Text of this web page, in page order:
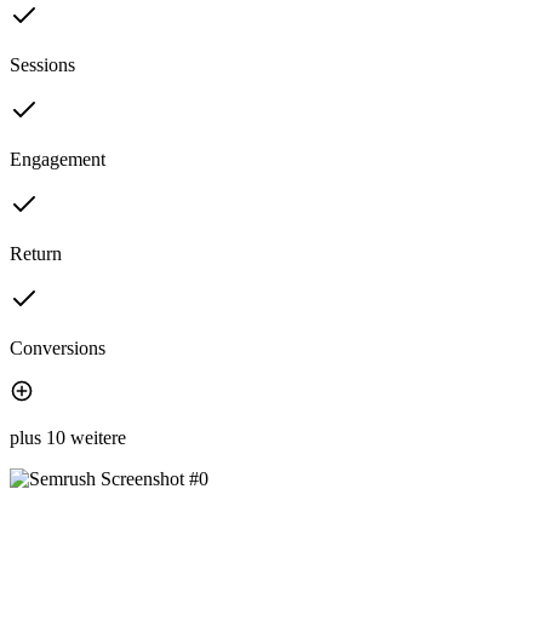
Sessions
Engagement
Return
Conversions
plus 10 weitere